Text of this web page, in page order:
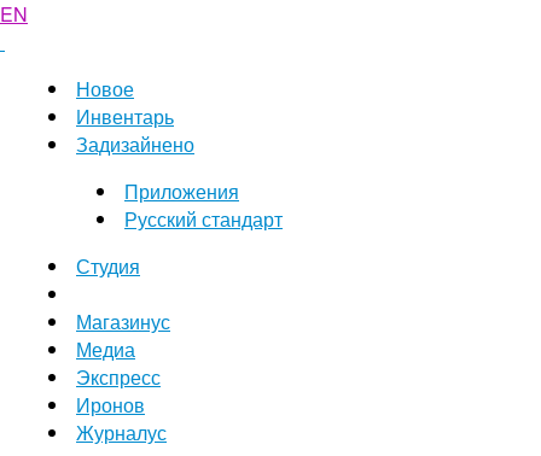
EN
Новое
Инвентарь
Задизайнено
Приложения
Русский стандарт
Студия
Магазинус
Медиа
Экспресс
Иронов
Журналус